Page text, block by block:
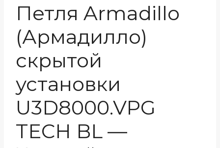
Петля Armadillo
(Армадилло)
скрытой
установки
U3D8000.VPG
TECH BL —